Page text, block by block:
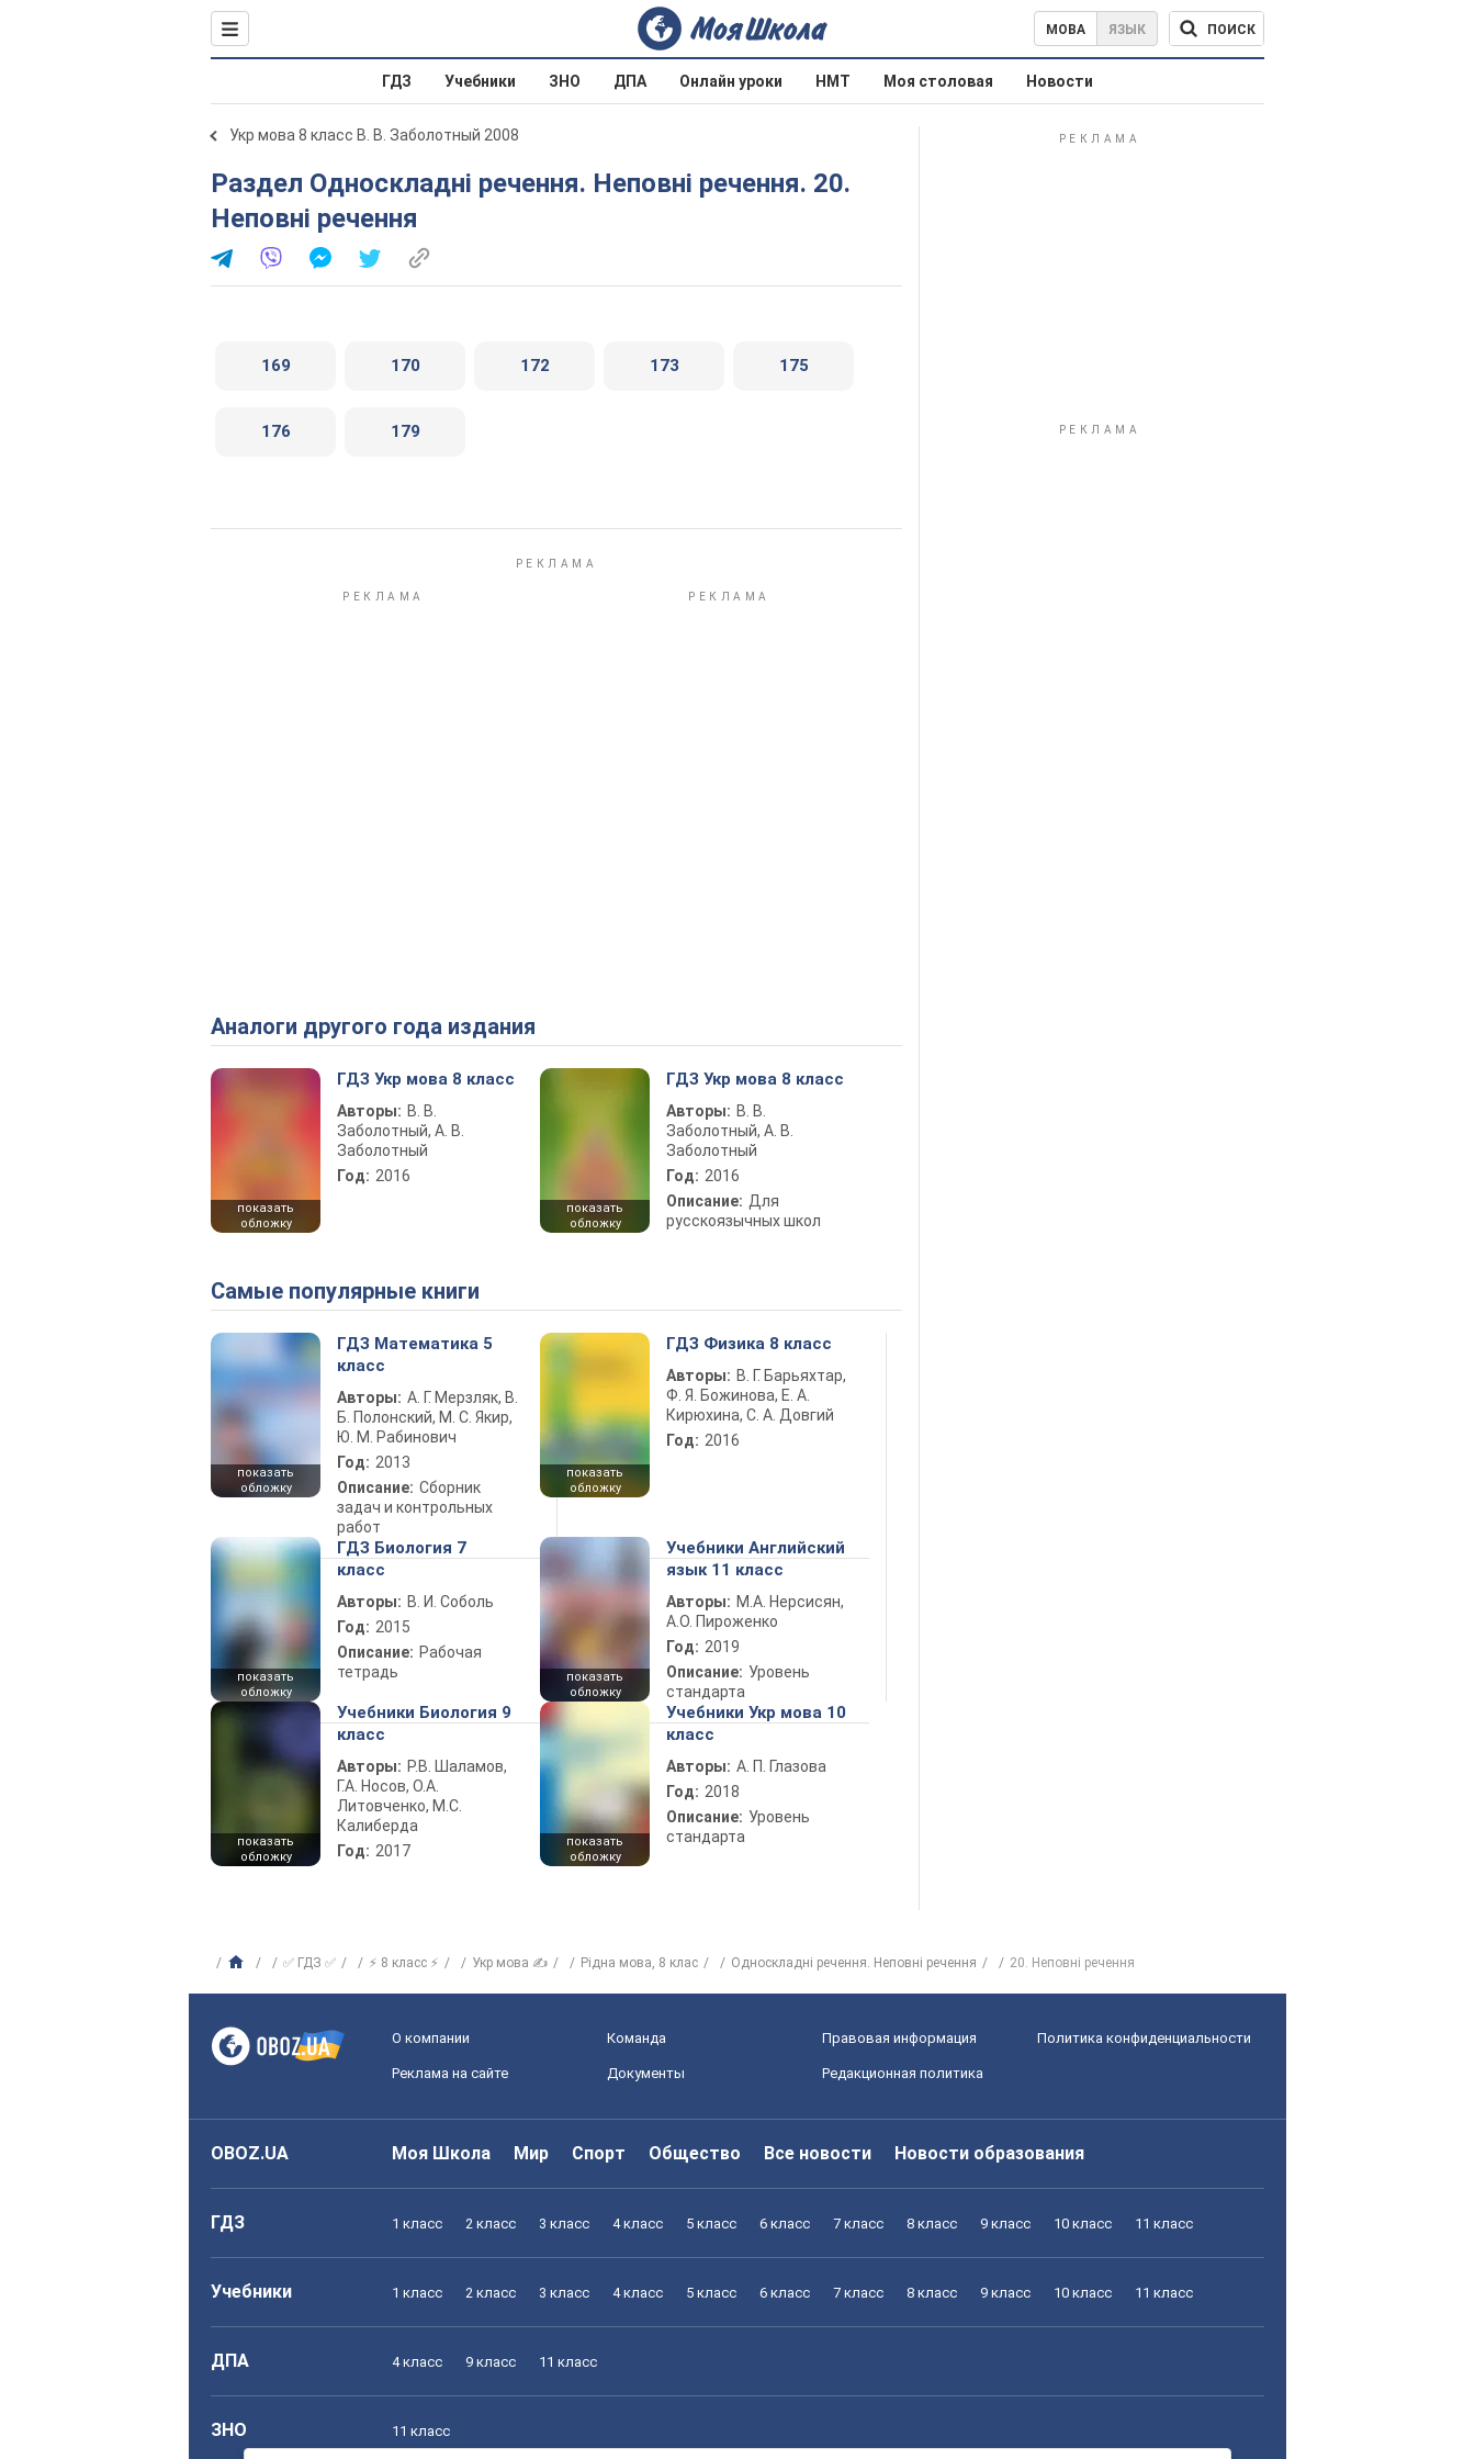
МОВА ЯЗЫК ПОИСК
ГДЗ Учебники ЗНО ДПА Онлайн уроки НМТ Моя столовая Новости
Укр мова 8 класс В. В. Заболотный 2008
Раздел Односкладні речення. Неповні речення. 20.
Неповні речення
169 170 172 173 175
176 179
Аналоги другого года издания
показать
обложку
ГДЗ Укр мова 8 класс
Авторы: В. В.
Заболотный, А. В.
Заболотный
Год: 2016
показать
обложку
ГДЗ Укр мова 8 класс
Авторы: В. В.
Заболотный, А. В.
Заболотный
Год: 2016
Описание: Для
русскоязычных школ
Самые популярные книги
показать
обложку
ГДЗ Математика 5
класс
Авторы: А. Г. Мерзляк, В.
Б. Полонский, М. С. Якир,
Ю. М. Рабинович
Год: 2013
Описание: Сборник
задач и контрольных
работ
показать
обложку
ГДЗ Физика 8 класс
Авторы: В. Г. Барьяхтар,
Ф. Я. Божинова, Е. А.
Кирюхина, С. А. Довгий
Год: 2016
показать
обложку
ГДЗ Биология 7
класс
Авторы: В. И. Соболь
Год: 2015
Описание: Рабочая
тетрадь
показать
обложку
Учебники Английский
язык 11 класс
Авторы: М.А. Нерсисян,
А.О. Пироженко
Год: 2019
Описание: Уровень
стандарта
показать
обложку
Учебники Биология 9
класс
Авторы: Р.В. Шаламов,
Г.А. Носов, О.А.
Литовченко, М.С.
Калиберда
Год: 2017
показать
обложку
Учебники Укр мова 10
класс
Авторы: А. П. Глазова
Год: 2018
Описание: Уровень
стандарта
✅ ГДЗ ✅ ⚡ 8 класс ⚡ Укр мова ✍ Рiдна мова, 8 клас Односкладні речення. Неповні речення 20. Неповні речення
О компании Команда Правовая информация Политика конфиденциальности
Реклама на сайте Документы Редакционная политика
OBOZ.UA Моя Школа Мир Спорт Общество Все новости Новости образования
ГДЗ 1 класс 2 класс 3 класс 4 класс 5 класс 6 класс 7 класс 8 класс 9 класс 10 класс 11 класс
Учебники 1 класс 2 класс 3 класс 4 класс 5 класс 6 класс 7 класс 8 класс 9 класс 10 класс 11 класс
ДПА 4 класс 9 класс 11 класс
ЗНО 11 класс